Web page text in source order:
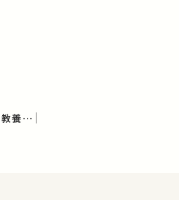
学術フロンティア講義（30年後の世界へーー変わる教養、変える教養）